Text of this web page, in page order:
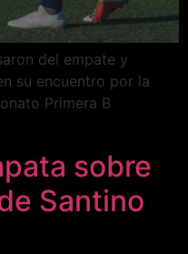
del empate y
su encuentro por la
Primera B
sobre
Santino